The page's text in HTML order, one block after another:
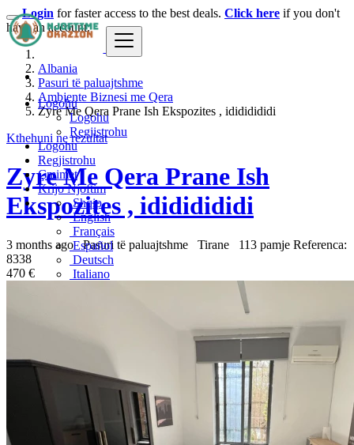
Logohu
Logohu
Regjistrohu
Logohu
Regjistrohu
Çmimet
Krijo Njoftim
Shqip
English
Français
Español
Deutsch
Italiano
Login for faster access to the best deals. Click here if you don't
have an account.
Albania
Pasuri të paluajtshme
Ambjente Biznesi me Qera
Zyre Me Qera Prane Ish Ekspozites , idididididi
Kthehuni ne rezultat
Zyre Me Qera Prane Ish
Ekspozites , idididididi
3 months ago Pasuri të paluajtshme Tirane 113 pamje Referenca:
8338
470 €